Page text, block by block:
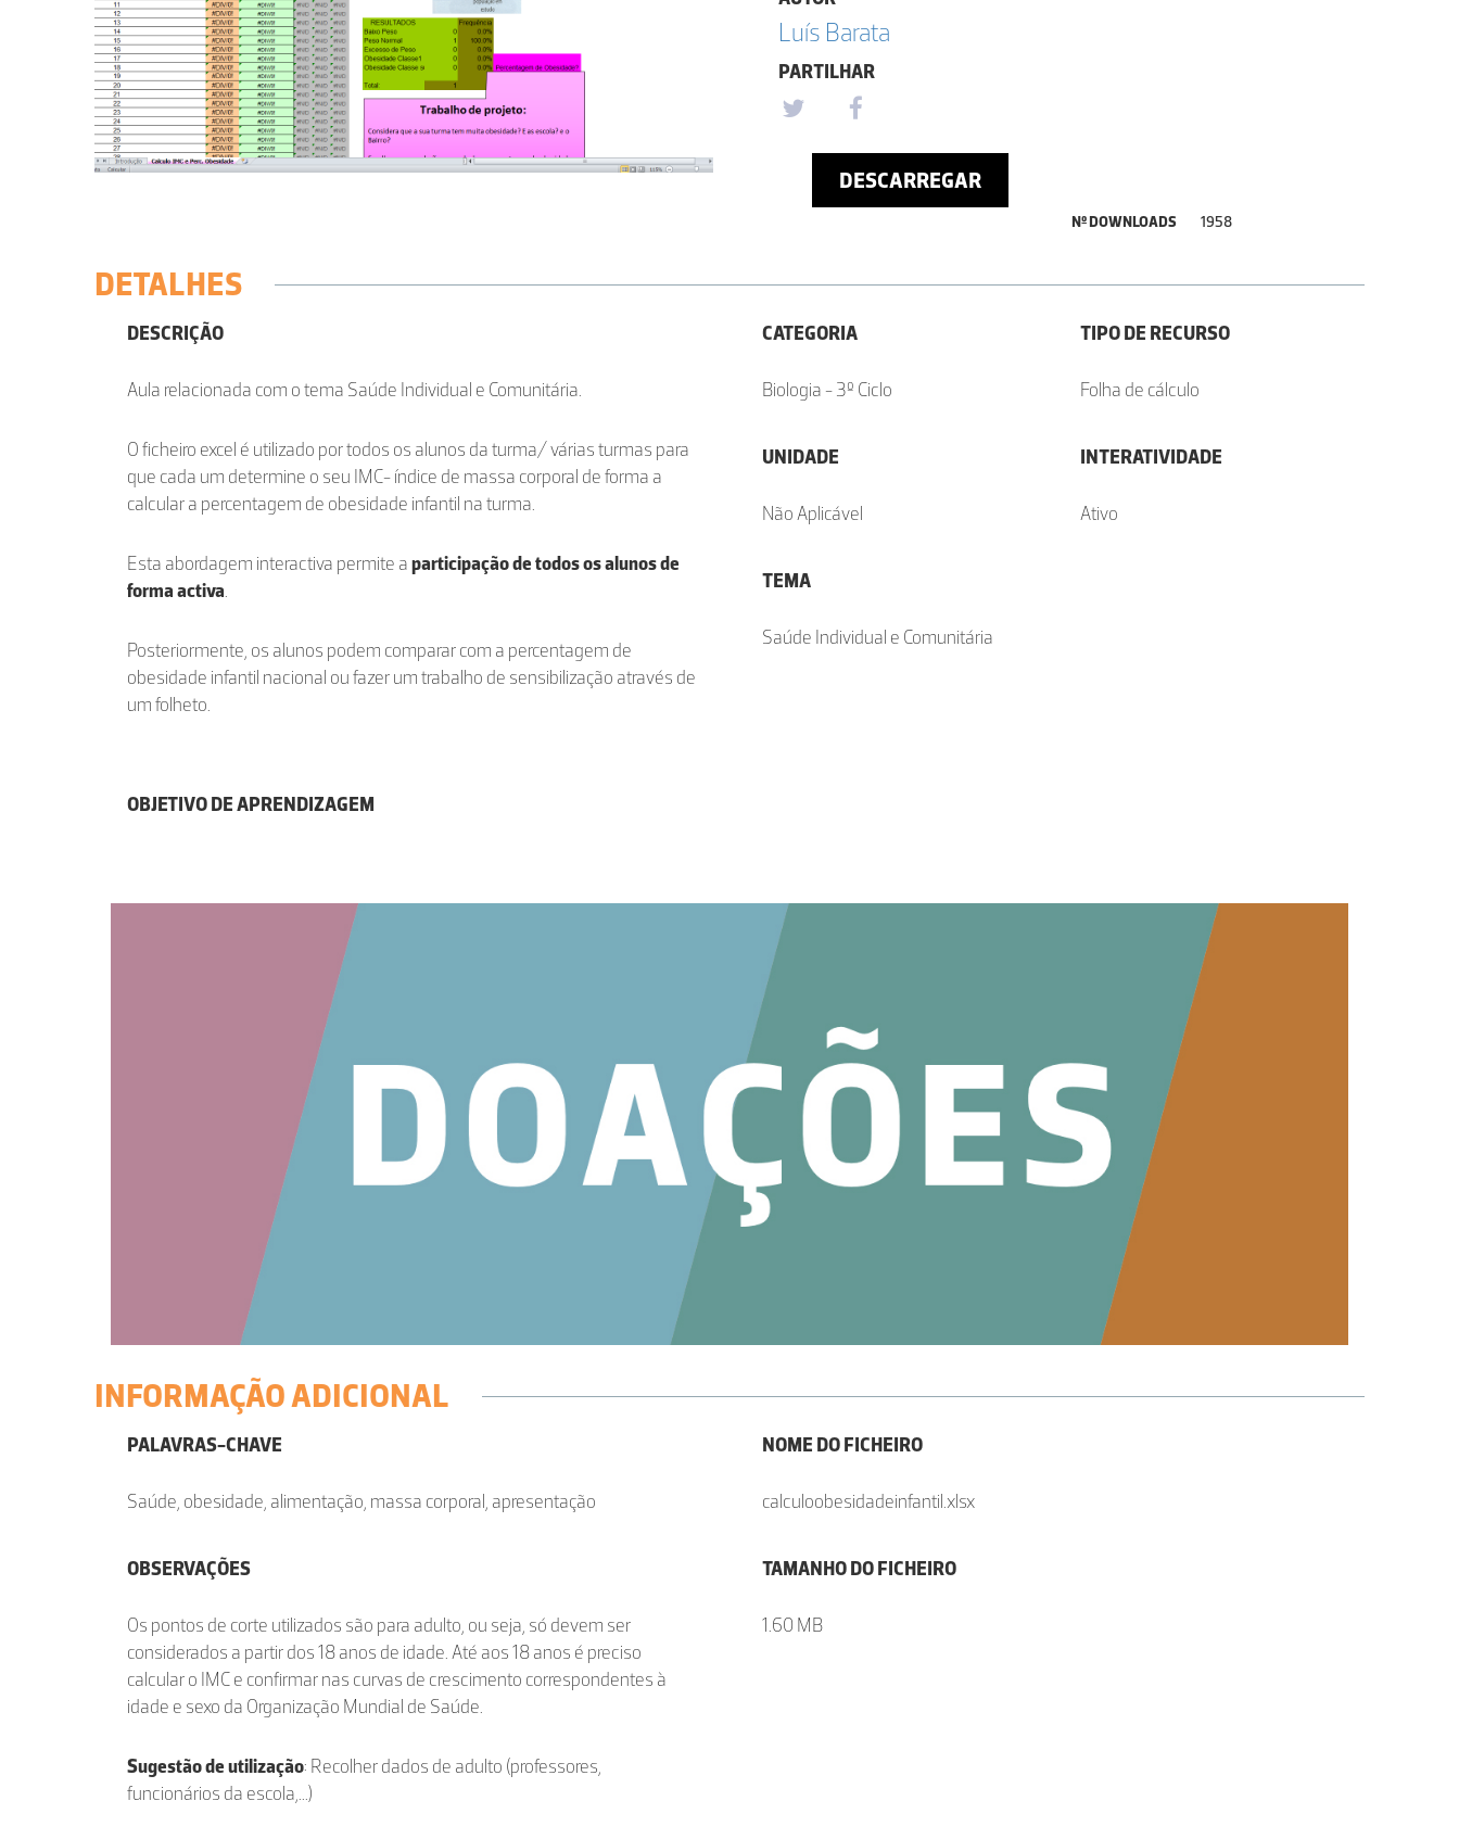
Luí­s Barata
PARTILHAR
DESCARREGAR
Nº DOWNLOADS 1958
DETALHES
DESCRIÇÃO
Aula relacionada com o tema Saúde Individual e Comunitária.
O ficheiro excel é utilizado por todos os alunos da turma/ várias turmas para
que cada um determine o seu IMC- índice de massa corporal de forma a
calcular a percentagem de obesidade infantil na turma.
Esta abordagem interactiva permite aparticipação de todos os alunos de
forma activa.
Posteriormente, os alunos podem comparar com a percentagem de
obesidade infantil nacional ou fazer um trabalho de sensibilização através de
um folheto.
OBJETIVO DE APRENDIZAGEM
CATEGORIA
Biologia - 3º Ciclo
UNIDADE
Não Aplicável
TEMA
Saúde Individual e Comunitária
TIPO DE RECURSO
Folha de cálculo
INTERATIVIDADE
Ativo
INFORMAÇÃO ADICIONAL
PALAVRAS-CHAVE
Saúde, obesidade, alimentação, massa corporal, apresentação
OBSERVAÇÕES
Os pontos de corte utilizados são para adulto, ou seja, só devem ser
considerados a partir dos 18 anos de idade. Até aos 18 anos é preciso
calcular o IMC e confirmar nas curvas de crescimento correspondentes à
idade e sexo da Organização Mundial de Saúde.
Sugestão de utilização: Recolher dados de adulto (professores,
funcionários da escola,...)
NOME DO FICHEIRO
calculoobesidadeinfantil.xlsx
TAMANHO DO FICHEIRO
1.60 MB